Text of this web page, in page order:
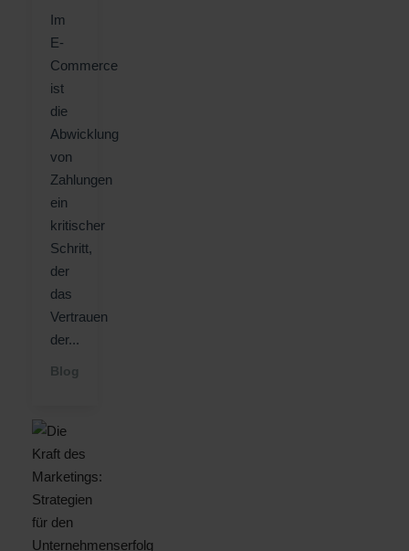
Im
E-
Commerce
ist
die
Abwicklung
von
Zahlungen
ein
kritischer
Schritt,
der
das
Vertrauen
der...
Blog